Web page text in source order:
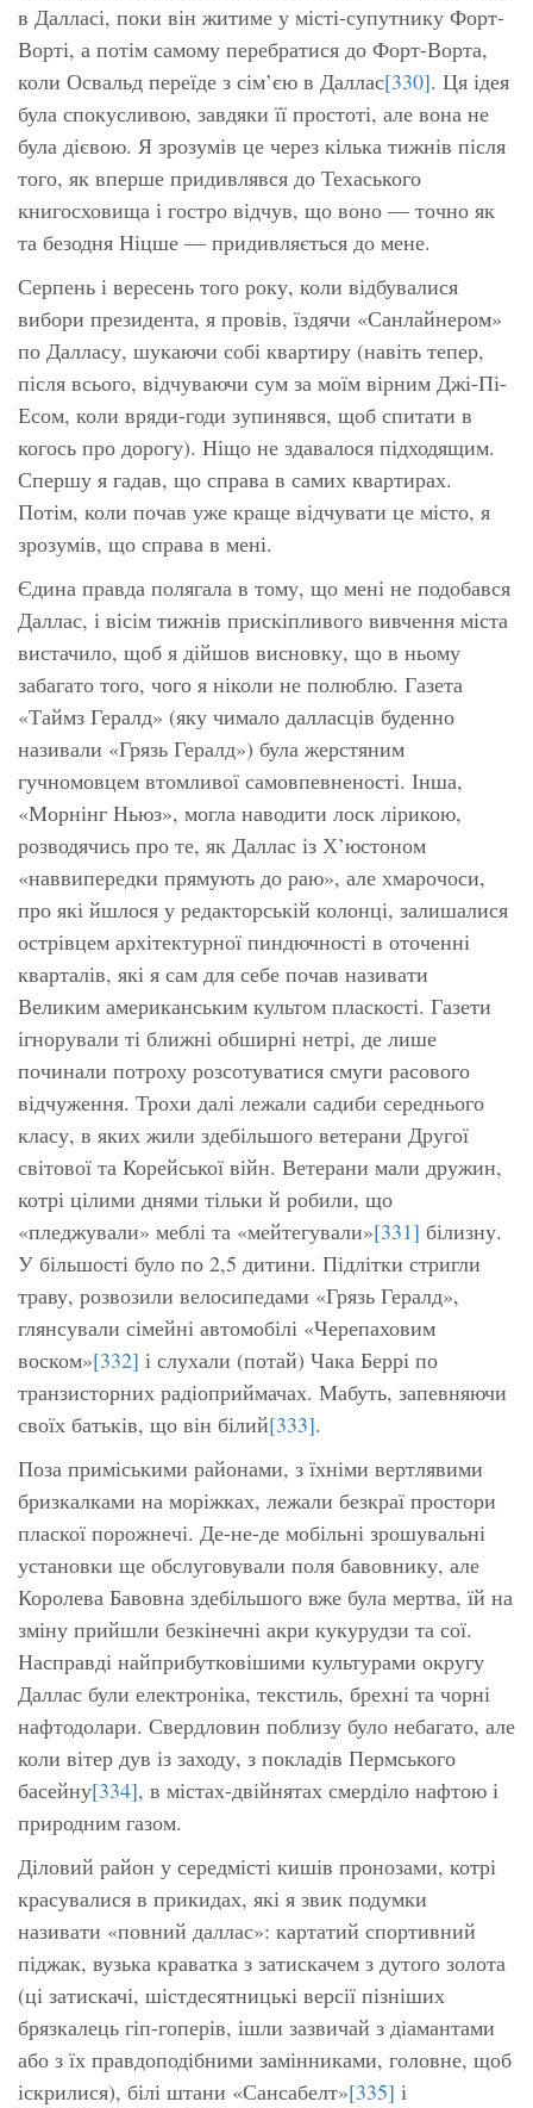
в Далласі, поки він житиме у місті-супутнику Форт-
Ворті, а потім самому перебратися до Форт-Ворта,
коли Освальд переїде з сім’єю в Даллас[330]. Ця ідея
була спокусливою, завдяки її простоті, але вона не
була дієвою. Я зрозумів це через кілька тижнів після
того, як вперше придивлявся до Техаського
книгосховища і гостро відчув, що воно — точно як
та безодня Ніцше — придивляється до мене.
Серпень і вересень того року, коли відбувалися
вибори президента, я провів, їздячи «Санлайнером»
по Далласу, шукаючи собі квартиру (навіть тепер,
після всього, відчуваючи сум за моїм вірним Джі-Пі-
Есом, коли вряди-годи зупинявся, щоб спитати в
когось про дорогу). Ніщо не здавалося підходящим.
Спершу я гадав, що справа в самих квартирах.
Потім, коли почав уже краще відчувати це місто, я
зрозумів, що справа в мені.
Єдина правда полягала в тому, що мені не подобався
Даллас, і вісім тижнів прискіпливого вивчення міста
вистачило, щоб я дійшов висновку, що в ньому
забагато того, чого я ніколи не полюблю. Газета
«Таймз Гералд» (яку чимало далласців буденно
називали «Грязь Гералд») була жерстяним
гучномовцем втомливої самовпевненості. Інша,
«Морнінг Ньюз», могла наводити лоск лірикою,
розводячись про те, як Даллас із Х’юстоном
«наввипередки прямують до раю», але хмарочоси,
про які йшлося у редакторській колонці, залишалися
острівцем архітектурної пиндючності в оточенні
кварталів, які я сам для себе почав називати
Великим американським культом пласкості. Газети
ігнорували ті ближні обширні нетрі, де лише
починали потроху розсотуватися смуги расового
відчуження. Трохи далі лежали садиби середнього
класу, в яких жили здебільшого ветерани Другої
світової та Корейської війн. Ветерани мали дружин,
котрі цілими днями тільки й робили, що
«пледжували» меблі та «мейтегували»[331] білизну.
У більшості було по 2,5 дитини. Підлітки стригли
траву, розвозили велосипедами «Грязь Гералд»,
глянсували сімейні автомобілі «Черепаховим
воском»[332] і слухали (потай) Чака Беррі по
транзисторних радіоприймачах. Мабуть, запевняючи
своїх батьків, що він білий[333].
Поза приміськими районами, з їхніми вертлявими
бризкалками на моріжках, лежали безкраї простори
пласкої порожнечі. Де-не-де мобільні зрошувальні
установки ще обслуговували поля бавовнику, але
Королева Бавовна здебільшого вже була мертва, їй на
зміну прийшли безкінечні акри кукурудзи та сої.
Насправді найприбутковішими культурами округу
Даллас були електроніка, текстиль, брехні та чорні
нафтодолари. Свердловин поблизу було небагато, але
коли вітер дув із заходу, з покладів Пермського
басейну[334], в містах-двійнятах смерділо нафтою і
природним газом.
Діловий район у середмісті кишів пронозами, котрі
красувалися в прикидах, які я звик подумки
називати «повний даллас»: картатий спортивний
піджак, вузька краватка з затискачем з дутого золота
(ці затискачі, шістдесятницькі версії пізніших
брязкалець гіп-гоперів, ішли зазвичай з діамантами
або з їх правдоподібними замінниками, головне, щоб
іскрилися), білі штани «Сансабелт»[335] і